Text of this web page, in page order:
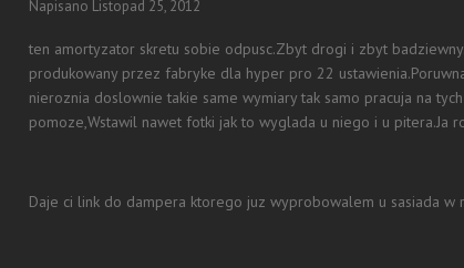
Napisano Listopad 25, 2012
ten amortyzator skretu sobie odpusc.Zbyt drogi i zbyt
produkowany przez fabryke dla hyper pro 22
nieroznia doslownie takie same wymiary tak samo pracuja na
pomoze,Wstawil nawet fotki jak to wyglada u niego i u pitera.Ja
Daje ci link do dampera ktorego juz wyprobowalem u sasiada w